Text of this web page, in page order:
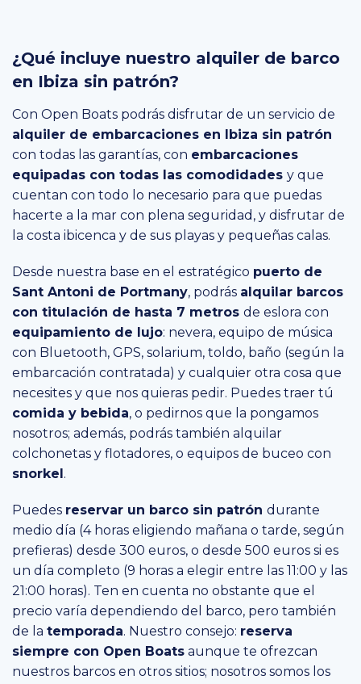
¿Qué incluye nuestro alquiler de barco
en Ibiza sin patrón?
Con Open Boats podrás disfrutar de un servicio de
alquiler de embarcaciones en Ibiza sin patrón
con todas las garantías, con embarcaciones
equipadas con todas las comodidades y que
cuentan con todo lo necesario para que puedas
hacerte a la mar con plena seguridad, y disfrutar de
la costa ibicenca y de sus playas y pequeñas calas.
Desde nuestra base en el estratégico puerto de
Sant Antoni de Portmany, podrás alquilar barcos
con titulación de hasta 7 metros de eslora con
equipamiento de lujo: nevera, equipo de música
con Bluetooth, GPS, solarium, toldo, baño (según la
embarcación contratada) y cualquier otra cosa que
necesites y que nos quieras pedir. Puedes traer tú
comida y bebida, o pedirnos que la pongamos
nosotros; además, podrás también alquilar
colchonetas y flotadores, o equipos de buceo con
snorkel.
Puedes reservar un barco sin patrón durante
medio día (4 horas eligiendo mañana o tarde, según
prefieras) desde 300 euros, o desde 500 euros si es
un día completo (9 horas a elegir entre las 11:00 y las
21:00 horas). Ten en cuenta no obstante que el
precio varía dependiendo del barco, pero también
de la temporada. Nuestro consejo: reserva
siempre con Open Boats aunque te ofrezcan
nuestros barcos en otros sitios; nosotros somos los